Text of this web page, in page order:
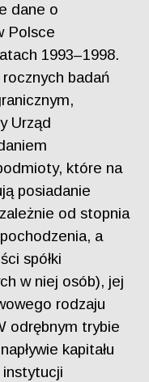
dane o
Polsce
1993–1998.
rocznych badań
Urząd
które na
posiadanie
od stopnia
a
spółki
w niej osób), jej
rodzaju
odrębnym trybie
kapitału
instytucji